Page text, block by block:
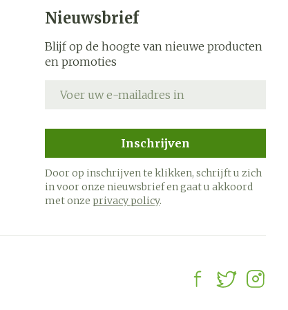
Nieuwsbrief
Blijf op de hoogte van nieuwe producten
en promoties
Inschrijven
Door op inschrijven te klikken, schrijft u zich
in voor onze nieuwsbrief en gaat u akkoord
met onze privacy policy.